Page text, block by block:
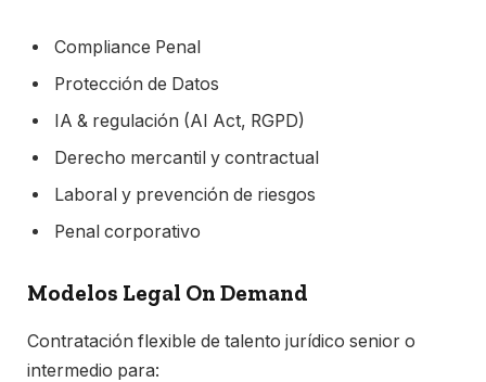
Compliance Penal
Protección de Datos
IA & regulación (AI Act, RGPD)
Derecho mercantil y contractual
Laboral y prevención de riesgos
Penal corporativo
Modelos Legal On Demand
Contratación flexible de talento jurídico senior o
intermedio para: